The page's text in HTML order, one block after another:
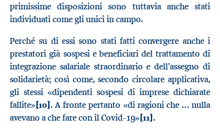
primissime disposizioni sono tuttavia anche stati
individuati come gli unici in campo.
Perché su di essi sono stati fatti convergere anche i
prestatori già sospesi e beneficiari del trattamento di
integrazione salariale straordinario e dell’assegno di
solidarietà; così come, secondo circolare applicativa,
gli stessi «dipendenti sospesi di imprese dichiarate
fallite»[10]. A fronte pertanto «di ragioni che … nulla
avevano a che fare con il Covid-19»[11].